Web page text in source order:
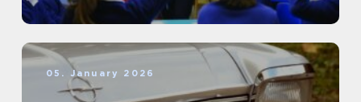
05. January 2026